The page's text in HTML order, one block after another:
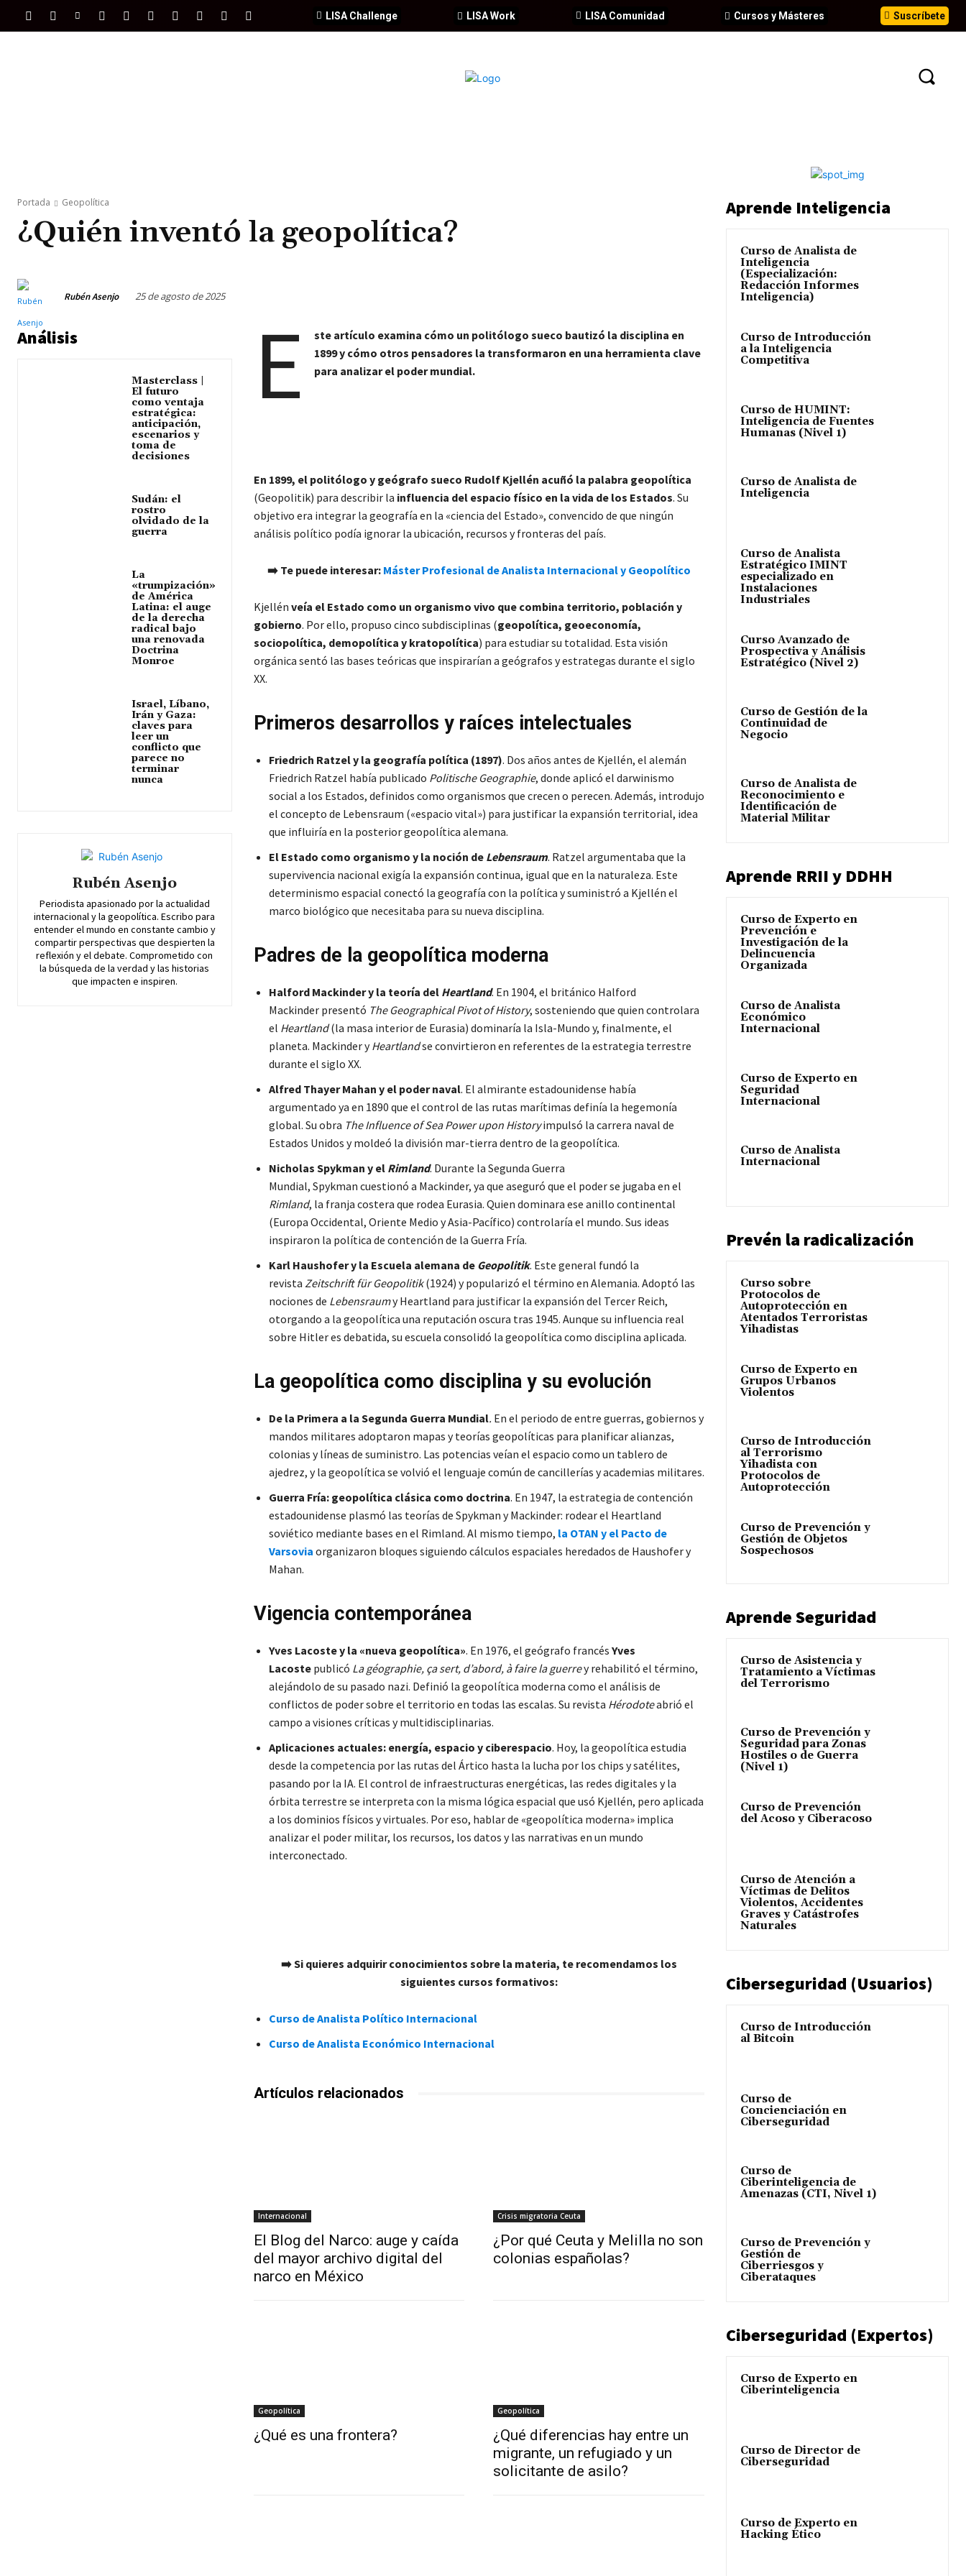
Suscríbete
Cursos y Másteres
LISA Comunidad
LISA Work
LISA Challenge
Portada Geopolítica
¿Quién inventó la geopolítica?
Rubén Asenjo 25 de agosto de 2025
Análisis
Masterclass |
El futuro
como ventaja
estratégica:
anticipación,
escenarios y
toma de
decisiones
Sudán: el
rostro
olvidado de la
guerra
La
«trumpización»
de América
Latina: el auge
de la derecha
radical bajo
una renovada
Doctrina
Monroe
Israel, Líbano,
Irán y Gaza:
claves para
leer un
conflicto que
parece no
terminar
nunca
Rubén Asenjo
Periodista apasionado por la actualidad
internacional y la geopolítica. Escribo para
entender el mundo en constante cambio y
compartir perspectivas que despierten la
reflexión y el debate. Comprometido con
la búsqueda de la verdad y las historias
que impacten e inspiren.
E
ste artículo examina cómo un politólogo sueco bautizó la disciplina en
1899 y cómo otros pensadores la transformaron en una herramienta clave
para analizar el poder mundial.
En 1899, el politólogo y geógrafo sueco Rudolf Kjellén acuñó la palabra geopolítica
(Geopolitik) para describir la influencia del espacio físico en la vida de los Estados. Su
objetivo era integrar la geografía en la «ciencia del Estado», convencido de que ningún
análisis político podía ignorar la ubicación, recursos y fronteras del país.
➡️ Te puede interesar: Máster Profesional de Analista Internacional y Geopolítico
Kjellén veía el Estado como un organismo vivo que combina territorio, población y
gobierno. Por ello, propuso cinco subdisciplinas (geopolítica, geoeconomía,
sociopolítica, demopolítica y kratopolítica) para estudiar su totalidad. Esta visión
orgánica sentó las bases teóricas que inspirarían a geógrafos y estrategas durante el siglo
XX.
Primeros desarrollos y raíces intelectuales
Friedrich Ratzel y la geografía política (1897). Dos años antes de Kjellén, el alemán
Friedrich Ratzel había publicado Politische Geographie, donde aplicó el darwinismo
social a los Estados, definidos como organismos que crecen o perecen. Además, introdujo
el concepto de Lebensraum («espacio vital») para justificar la expansión territorial, idea
que influiría en la posterior geopolítica alemana.
El Estado como organismo y la noción de Lebensraum. Ratzel argumentaba que la
supervivencia nacional exigía la expansión continua, igual que en la naturaleza. Este
determinismo espacial conectó la geografía con la política y suministró a Kjellén el
marco biológico que necesitaba para su nueva disciplina.
Padres de la geopolítica moderna
Halford Mackinder y la teoría del Heartland. En 1904, el británico Halford
Mackinder presentó The Geographical Pivot of History, sosteniendo que quien controlara
el Heartland(la masa interior de Eurasia) dominaría la Isla-Mundo y, finalmente, el
planeta. Mackinder yHeartlandse convirtieron en referentes de la estrategia terrestre
durante el siglo XX.
Alfred Thayer Mahan y el poder naval. El almirante estadounidense había
argumentado ya en 1890 que el control de las rutas marítimas definía la hegemonía
global. Su obra The Influence of Sea Power upon Historyimpulsó la carrera naval de
Estados Unidos y moldeó la división mar-tierra dentro de la geopolítica.
Nicholas Spykman y el Rimland. Durante la Segunda Guerra
Mundial, Spykman cuestionó a Mackinder, ya que aseguró que el poder se jugaba en el
Rimland, la franja costera que rodea Eurasia. Quien dominara ese anillo continental
(Europa Occidental, Oriente Medio y Asia-Pacífico) controlaría el mundo. Sus ideas
inspiraron la política de contención de la Guerra Fría.
Karl Haushofer y la Escuela alemana de Geopolitik. Este general fundó la
revista Zeitschrift für Geopolitik(1924) y popularizó el término en Alemania. Adoptó las
nociones de Lebensraumy Heartland para justificar la expansión del Tercer Reich,
otorgando a la geopolítica una reputación oscura tras 1945. Aunque su influencia real
sobre Hitler es debatida, su escuela consolidó la geopolítica como disciplina aplicada.
La geopolítica como disciplina y su evolución
De la Primera a la Segunda Guerra Mundial. En el periodo de entre guerras, gobiernos y
mandos militares adoptaron mapas y teorías geopolíticas para planificar alianzas,
colonias y líneas de suministro. Las potencias veían el espacio como un tablero de
ajedrez, y la geopolítica se volvió el lenguaje común de cancillerías y academias militares.
Guerra Fría: geopolítica clásica como doctrina. En 1947, la estrategia de contención
estadounidense plasmó las teorías de Spykman y Mackinder: rodear el Heartland
soviético mediante bases en el Rimland. Al mismo tiempo, la OTAN y el Pacto de
Varsovia organizaron bloques siguiendo cálculos espaciales heredados de Haushofer y
Mahan.
Vigencia contemporánea
Yves Lacoste y la «nueva geopolítica». En 1976, el geógrafo francés Yves
Lacostepublicó La géographie, ça sert, d’abord, à faire la guerrey rehabilitó el término,
alejándolo de su pasado nazi. Definió la geopolítica moderna como el análisis de
conflictos de poder sobre el territorio en todas las escalas. Su revista Hérodoteabrió el
campo a visiones críticas y multidisciplinarias.
Aplicaciones actuales: energía, espacio y ciberespacio. Hoy, la geopolítica estudia
desde la competencia por las rutas del Ártico hasta la lucha por los chips y satélites,
pasando por la IA. El control de infraestructuras energéticas, las redes digitales y la
órbita terrestre se interpreta con la misma lógica espacial que usó Kjellén, pero aplicada
a los dominios físicos y virtuales. Por eso, hablar de «geopolítica moderna» implica
analizar el poder militar, los recursos, los datos y las narrativas en un mundo
interconectado.
➡️Si quieres adquirir conocimientos sobre la materia, te recomendamos los
siguientes cursos formativos:
Curso de Analista Político Internacional
Curso de Analista Económico Internacional
Artículos relacionados
Internacional
El Blog del Narco: auge y caída
del mayor archivo digital del
narco en México
Crisis migratoria Ceuta
¿Por qué Ceuta y Melilla no son
colonias españolas?
Geopolítica
¿Qué es una frontera?
Geopolítica
¿Qué diferencias hay entre un
migrante, un refugiado y un
solicitante de asilo?
Aprende Inteligencia
Curso de Analista de
Inteligencia
(Especialización:
Redacción Informes
Inteligencia)
Curso de Introducción
a la Inteligencia
Competitiva
Curso de HUMINT:
Inteligencia de Fuentes
Humanas (Nivel 1)
Curso de Analista de
Inteligencia
Curso de Analista
Estratégico IMINT
especializado en
Instalaciones
Industriales
Curso Avanzado de
Prospectiva y Análisis
Estratégico (Nivel 2)
Curso de Gestión de la
Continuidad de
Negocio
Curso de Analista de
Reconocimiento e
Identificación de
Material Militar
Aprende RRII y DDHH
Curso de Experto en
Prevención e
Investigación de la
Delincuencia
Organizada
Curso de Analista
Económico
Internacional
Curso de Experto en
Seguridad
Internacional
Curso de Analista
Internacional
Prevén la radicalización
Curso sobre
Protocolos de
Autoprotección en
Atentados Terroristas
Yihadistas
Curso de Experto en
Grupos Urbanos
Violentos
Curso de Introducción
al Terrorismo
Yihadista con
Protocolos de
Autoprotección
Curso de Prevención y
Gestión de Objetos
Sospechosos
Aprende Seguridad
Curso de Asistencia y
Tratamiento a Víctimas
del Terrorismo
Curso de Prevención y
Seguridad para Zonas
Hostiles o de Guerra
(Nivel 1)
Curso de Prevención
del Acoso y Ciberacoso
Curso de Atención a
Víctimas de Delitos
Violentos, Accidentes
Graves y Catástrofes
Naturales
Ciberseguridad (Usuarios)
Curso de Introducción
al Bitcoin
Curso de
Concienciación en
Ciberseguridad
Curso de
Ciberinteligencia de
Amenazas (CTI, Nivel 1)
Curso de Prevención y
Gestión de
Ciberriesgos y
Ciberataques
Ciberseguridad (Expertos)
Curso de Experto en
Ciberinteligencia
Curso de Director de
Ciberseguridad
Curso de Experto en
Hacking Ético